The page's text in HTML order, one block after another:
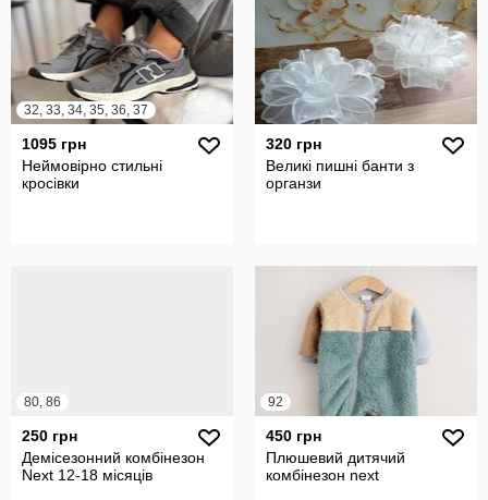
32, 33, 34, 35, 36, 37
1095 грн
Неймовірно стильні
кросівки
320 грн
Великі пишні банти з
органзи
80, 86
250 грн
Демісезонний комбінезон
Next 12-18 місяців
92
450 грн
Плюшевий дитячий
комбінезон next